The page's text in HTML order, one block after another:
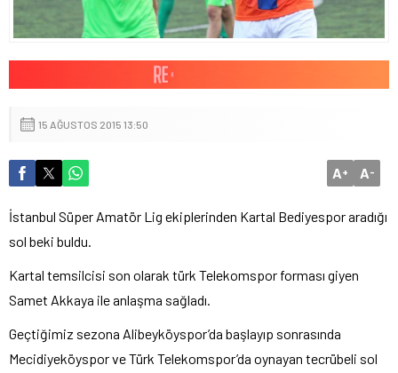
15 AĞUSTOS 2015 13:50
A+ A-
İstanbul Süper Amatör Lig ekiplerinden Kartal Bediyespor aradığı
sol beki buldu.
Kartal temsilcisi son olarak türk Telekomspor forması giyen
Samet Akkaya ile anlaşma sağladı.
Geçtiğimiz sezona Alibeyköyspor’da başlayıp sonrasında
Mecidiyeköyspor ve Türk Telekomspor’da oynayan tecrübeli sol